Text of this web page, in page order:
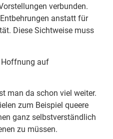
verbunden.
anstatt für
Diese Sichtweise muss
Hoffnung auf
man da schon viel weiter.
zum Beispiel queere
ganz selbstverständlich
zu müssen.